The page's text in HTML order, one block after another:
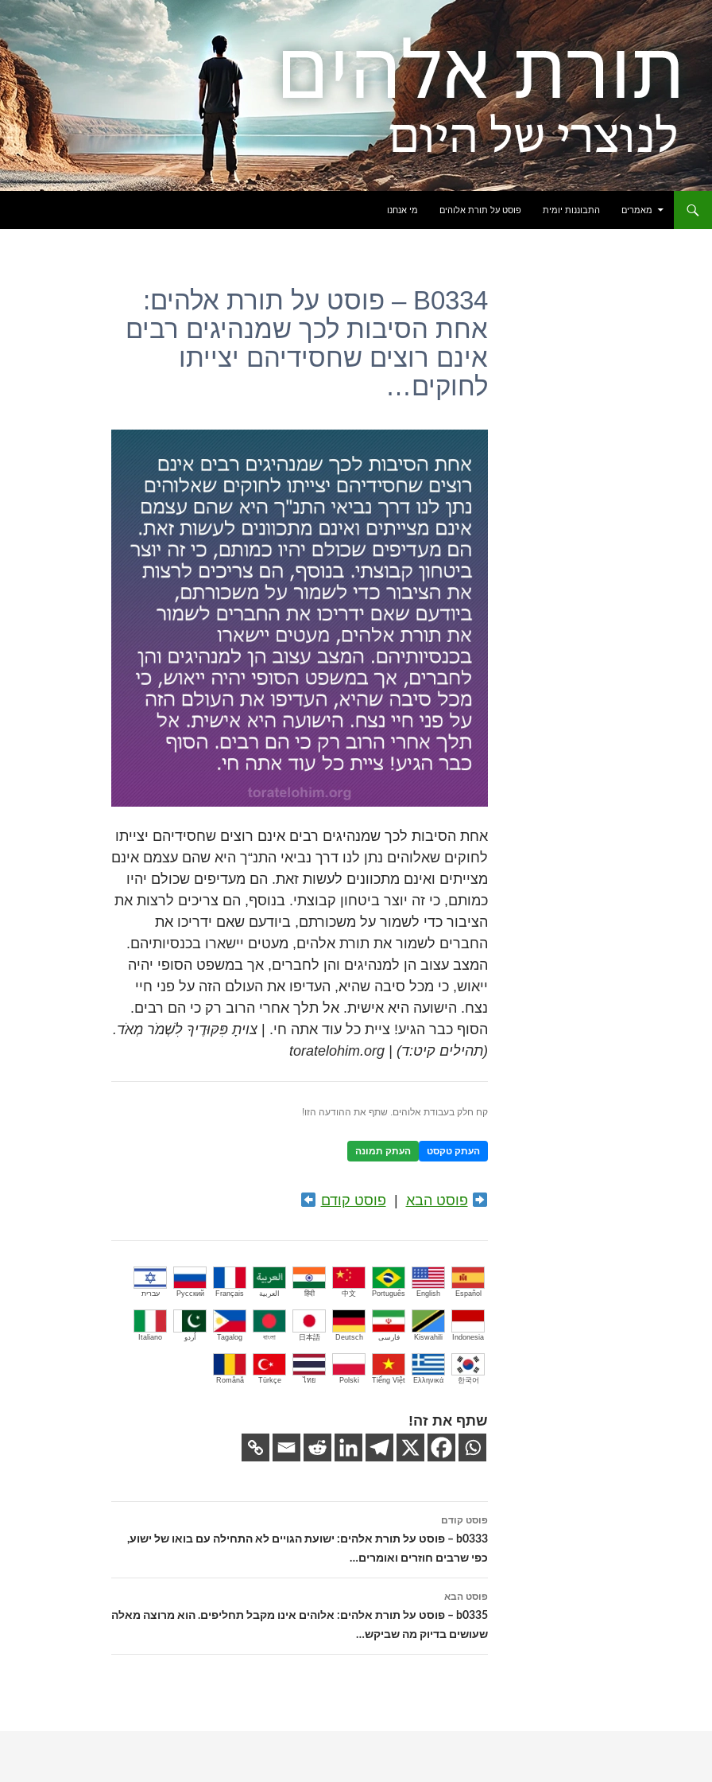
מאמרים
התבוננות יומית פוסט על תורת אלוהים מי אנחנו
B0334 – פוסט על תורת אלהים:
אחת הסיבות לכך שמנהיגים רבים
אינם רוצים שחסידיהם יצייתו
לחוקים…
אחת הסיבות לכך שמנהיגים רבים אינם רוצים שחסידיהם יצייתו
לחוקים שאלוהים נתן לנו דרך נביאי התנ“ך היא שהם עצמם אינם
מצייתים ואינם מתכוונים לעשות זאת. הם מעדיפים שכולם יהיו
כמותם, כי זה יוצר ביטחון קבוצתי. בנוסף, הם צריכים לרצות את
הציבור כדי לשמור על משכורתם, ביודעם שאם ידריכו את
החברים לשמור את תורת אלהים, מעטים יישארו בכנסיותיהם.
המצב עצוב הן למנהיגים והן לחברים, אך במשפט הסופי יהיה
ייאוש, כי מכל סיבה שהיא, העדיפו את העולם הזה על פני חיי
נצח. הישועה היא אישית. אל תלך אחרי הרוב רק כי הם רבים.
הסוף כבר הגיע! ציית כל עוד אתה חי. | צויתָ פִּקּוּדֶיךָ לִשְׁמֹר מְאֹד.
(תהילים קיט:ד) | toratelohim.org
קח חלק בעבודת אלוהים. שתף את ההודעה הזו!
העתק טקסט העתק תמונה
פוסט הבא פוסט קודם
Español
English
Português
中文
हिंदी العربية Français
Русский עברית
Indonesia
Kiswahili فارسی Deutsch
日本語
বাংলা
Tagalog اُردو Italiano
한국어
Ελληνικά
Tiếng Việt
Polski
ไทย
Türkçe
Română
שתף את זה!
ניווט
בפוסטים
פוסט קודם
b0333 – פוסט על תורת אלהים: ישועת הגויים לא התחילה עם בואו של ישוע,
כפי שרבים חוזרים ואומרים…
פוסט הבא
b0335 – פוסט על תורת אלהים: אלוהים אינו מקבל תחליפים. הוא מרוצה מאלה
שעושים בדיוק מה שביקש…